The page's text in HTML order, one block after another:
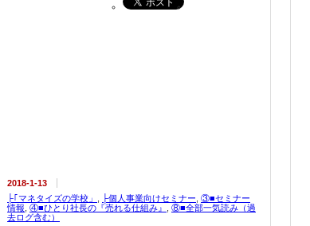
2018-1-13
├｢マネタイズの学校」
├個人事業向けセミナー ③■セミナー
情報 ④■ひとり社長の『売れる仕組み』
⑧■全部一気読み（過
去ログ含む）